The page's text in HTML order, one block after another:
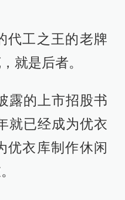
代工之王的老牌
就是后者。
露的上市招股书
就已经成为优衣
优衣库制作休闲